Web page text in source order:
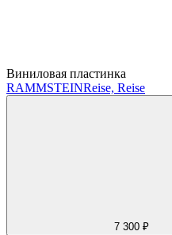
Виниловая пластинка
RAMMSTEINReise, Reise
7 300 ₽